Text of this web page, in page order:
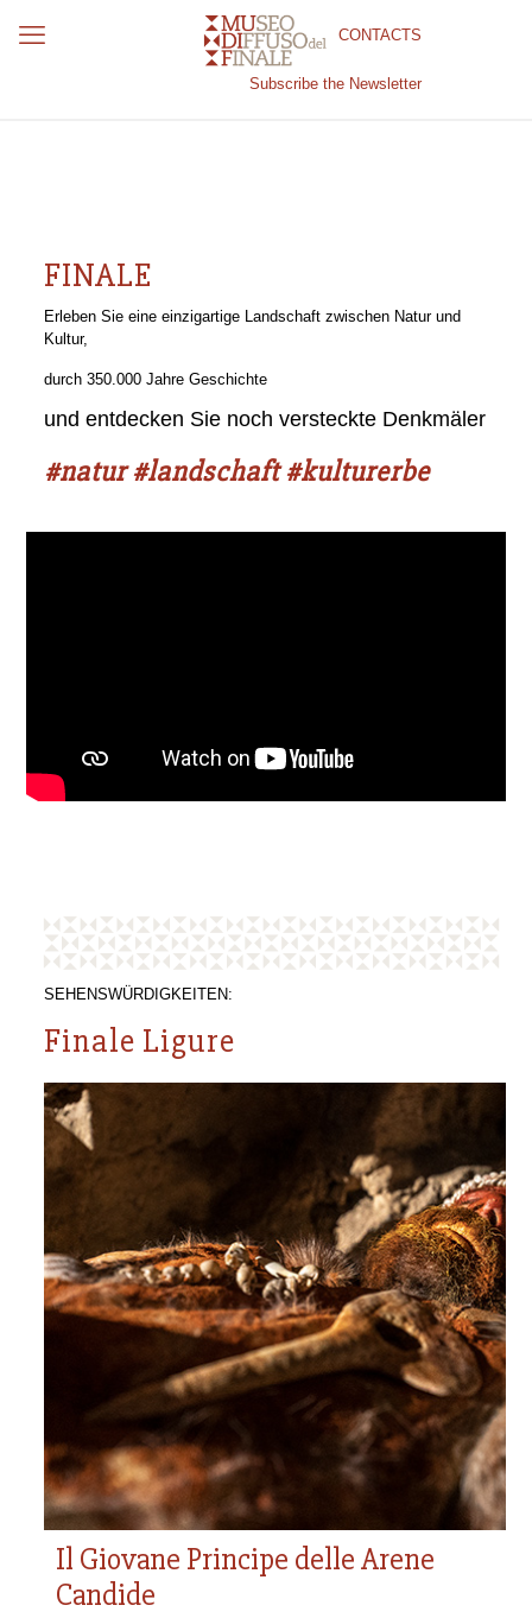
CONTACTS
Subscribe the Newsletter
FINALE
Erleben Sie eine einzigartige Landschaft zwischen Natur und
Kultur,
durch 350.000 Jahre Geschichte
und entdecken Sie noch versteckte Denkmäler
#natur #landschaft #kulturerbe
SEHENSWÜRDIGKEITEN:
Finale Ligure
Il Giovane Principe delle
Arene Candide
28.000 anni fa
La sepoltura di un cacciatore nel Paleolitico
Il Giovane Principe delle Arene
Candide